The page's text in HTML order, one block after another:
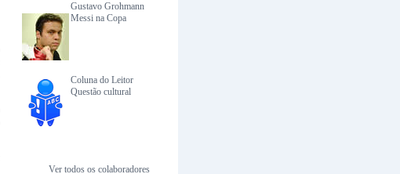
Gustavo Grohmann
Messi na Copa
Coluna do Leitor
Questão cultural
Ver todos os colaboradores